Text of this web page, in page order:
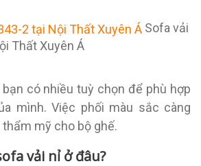
Sofa vải
Thất Xuyên Á
có nhiều tuỳ chọn để phù hợp
mình. Việc phối màu sắc càng
mỹ cho bộ ghế.
vải nỉ ở đâu?